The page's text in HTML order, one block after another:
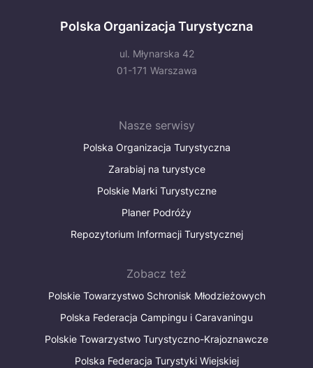
Polska Organizacja Turystyczna
ul. Młynarska 42
01-171 Warszawa
Nasze serwisy
Polska Organizacja Turystyczna
Zarabiaj na turystyce
Polskie Marki Turystyczne
Planer Podróży
Repozytorium Informacji Turystycznej
Zobacz też
Polskie Towarzystwo Schronisk Młodzieżowych
Polska Federacja Campingu i Caravaningu
Polskie Towarzystwo Turystyczno-Krajoznawcze
Polska Federacja Turystyki Wiejskiej